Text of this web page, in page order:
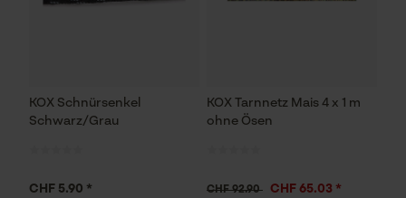
KOX Schnürsenkel
Schwarz/Grau
CHF 5.90 *
KOX Tarnnetz Mais 4 x 1 m
ohne Ösen
CHF 92.90 CHF 65.03 *